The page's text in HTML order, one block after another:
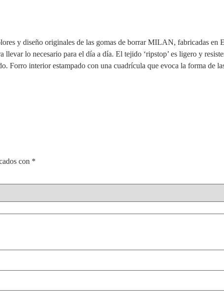
y diseño originales de las gomas de borrar MILAN, fabricadas en
lo necesario para el día a día. El tejido ‘ripstop’ es ligero y
Forro interior estampado con una cuadrícula que evoca la forma
con *